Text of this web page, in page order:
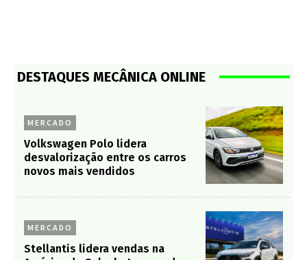
DESTAQUES MECÂNICA ONLINE
MERCADO
Volkswagen Polo lidera
desvalorização entre os carros
novos mais vendidos
MERCADO
Stellantis lidera vendas na